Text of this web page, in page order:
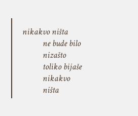
nikakvo ništa
ne bude bilo
nizašto
toliko bijaše
nikakvo
ništa